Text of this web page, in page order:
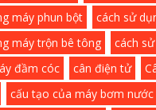
máy phun bột
cách sử
máy trộn bê tông
cách
đầm cóc
cân điện tử
cấu tạo của máy bơm nước